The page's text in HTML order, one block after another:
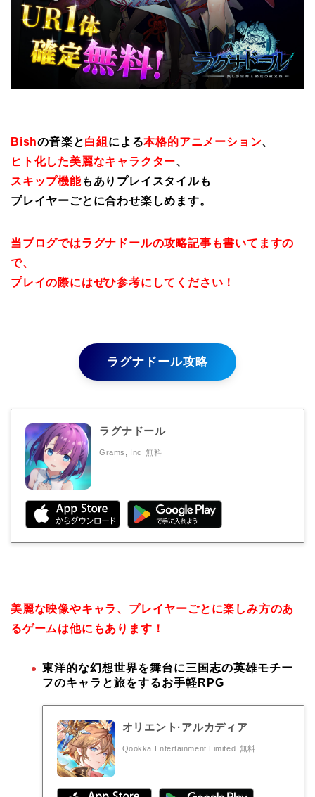
Bishの音楽と白組 による本格的アニメーション、
ヒト化した美麗なキャラクター、
スキップ機能もありプレイスタイルも
プレイヤーごとに合わせ楽しめます。
当ブログではラグナドールの攻略記事も書いてますの
で、
プレイの際にはぜひ参考にしてください！
ラグナドール攻略
ラグナドール
Grams, Inc 無料
美麗な映像やキャラ、プレイヤーごとに楽しみ方のあ
るゲームは他にもあります！
東洋的な幻想世界を舞台に三国志の英雄モチー
フのキャラと旅をするお手軽RPG
オリエント·アルカディア
Qookka Entertainment Limited 無料